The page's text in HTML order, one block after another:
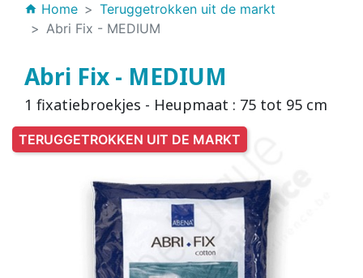
home Home
Teruggetrokken uit de markt
Abri Fix - MEDIUM
Abri Fix - MEDIUM
1 fixatiebroekjes - Heupmaat : 75 tot 95 cm
TERUGGETROKKEN UIT DE MARKT